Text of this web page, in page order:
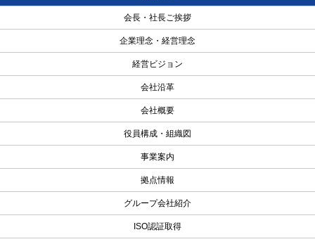
会長・社長ご挨拶
企業理念・経営理念
経営ビジョン
会社沿革
会社概要
役員構成・組織図
事業案内
拠点情報
グループ会社紹介
ISO認証取得